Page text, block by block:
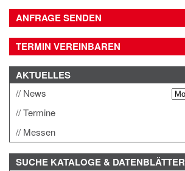
ANFRAGE SENDEN
TERMIN VEREINBAREN
AKTUELLES
News
Termine
Messen
SUCHE KATALOGE & DATENBLÄTTER